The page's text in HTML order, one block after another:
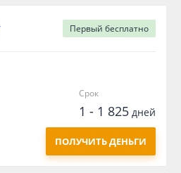
Первый бесплатно
Срок
1 - 1 825 дней
ПОЛУЧИТЬ ДЕНЬГИ